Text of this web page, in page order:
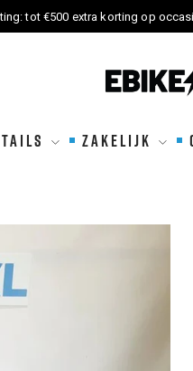
tot €500 extra korting op
eBikeXL
ZAKELIJK